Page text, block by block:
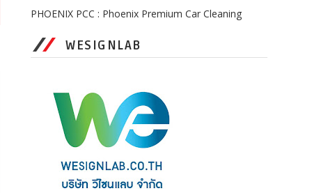
PHOENIX PCC : Phoenix Premium Car Cleaning
WESIGNLAB